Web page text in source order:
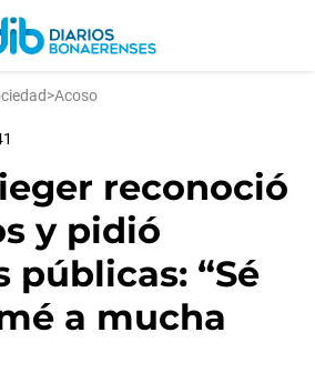
>Acoso
reconoció
y pidió
públicas: “Sé
a mucha